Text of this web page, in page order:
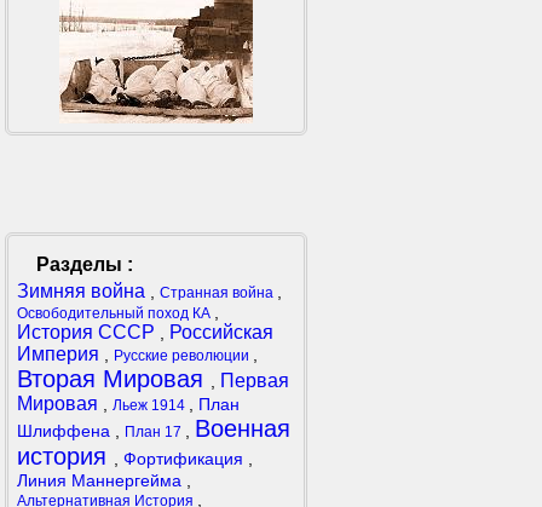
Разделы :
Зимняя война
Странная война
Освободительный поход КА
История СССР
Российская
Империя
Русские революции
Вторая Мировая
Первая
Мировая
Льеж 1914
План
Шлиффена
План 17
Военная
история
Фортификация
Линия Маннергейма
Альтернативная История